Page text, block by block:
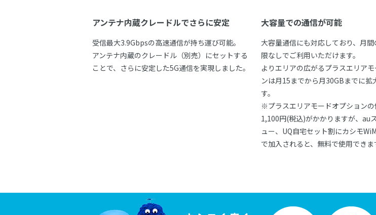
アンテナ内蔵クレードルでさらに安定
受信最大3.9Gbpsの高速通信が持ち運び可能。
アンテナ内蔵のクレードル（別売）にセットする
ことで、さらに安定した5G通信を実現しました。
大容量での通信が可能
大容量通信にも対応しており、月
限なしでご利用いただけます。
よりエリアの広がるプラスエリア
ンは月15までから月30GBまでに拡
す。
※プラスエリアモードオプション
1,100円(税込)がかかりますが、au
ュー、UQ自宅セット割にカシモ
で加入されると、無料で使用できま